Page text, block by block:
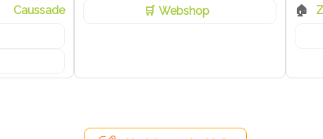
Caussade
Webshop